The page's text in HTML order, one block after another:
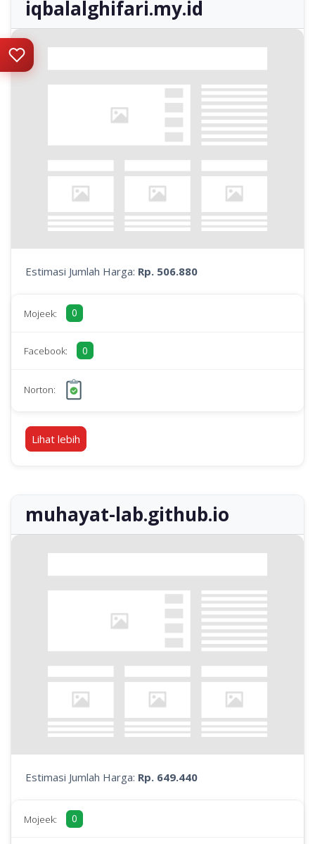
iqbalalghifari.my.id
Estimasi Jumlah Harga: Rp. 506.880
Mojeek: 0
Facebook: 0
Norton:
Lihat lebih
muhayat-lab.github.io
Estimasi Jumlah Harga: Rp. 649.440
Mojeek: 0